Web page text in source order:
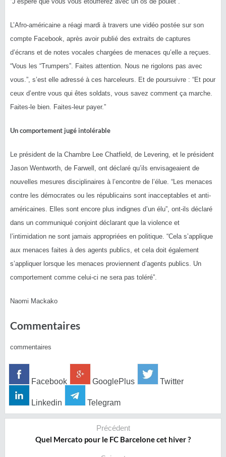
L’Afro-américaine a réagi mardi à travers une vidéo postée sur son
compte Facebook, après avoir publié des extraits de captures
d’écrans et de notes vocales chargées de menaces qu’elle a reçues.
“Vous les “Trumpers”. Faites attention. Nous ne rigolons pas avec
vous.”, s’est elle adressé à ces harceleurs. Et de poursuivre : “Et pour
ceux d’entre vous qui êtes soldats, vous savez comment ça marche.
Faites-le bien. Faites-leur payer.”
Un comportement jugé intolérable
Le président de la Chambre Lee Chatfield, de Levering, et le président
Jason Wentworth, de Farwell, ont déclaré qu’ils envisageaient de
nouvelles mesures disciplinaires à l’encontre de l’élue. “Les menaces
contre les démocrates ou les républicains sont inacceptables et anti-
américaines. Elles sont encore plus indignes d’un élu”, ont-ils déclaré
dans un communiqué conjoint déclarant que la violence et
l’intimidation ne sont jamais appropriées en politique. “Cela s’applique
aux menaces faites à des agents publics, et cela doit également
s’appliquer lorsque les menaces proviennent d’agents publics. Un
comportement comme celui-ci ne sera pas toléré”.
Naomi Mackako
Commentaires
commentaires
Facebook GooglePlus Twitter
Linkedin Telegram
Précédent
Quel Mercato pour le FC Barcelone cet hiver ?